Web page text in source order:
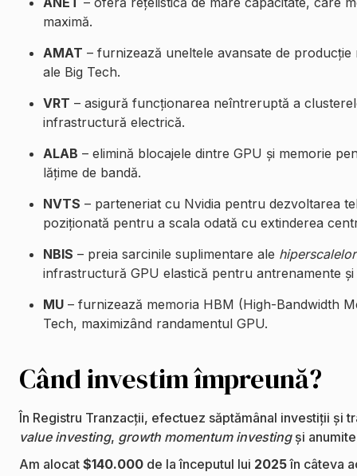
maximă.
AMAT – furnizează uneltele avansate de
ale Big Tech.
VRT – asigură funcționarea neîntreruptă a
infrastructură electrică.
ALAB – elimină blocajele dintre GPU și memorie
lățime de bandă.
NVTS – parteneriat cu Nvidia pentru dezvoltarea
poziționată pentru a scala odată cu extinderea
NBIS – preia sarcinile suplimentare ale hiperscalelor
infrastructură GPU elastică pentru antrenamente
MU – furnizează memoria HBM (High-Bandwidth
Tech, maximizând randamentul GPU.
Când investim împreună?
În Registru Tranzacții, efectuez săptămânal investiții și
value investing, growth momentum investingși
Am alocat $140.000 de la începutul lui 2025în câteva